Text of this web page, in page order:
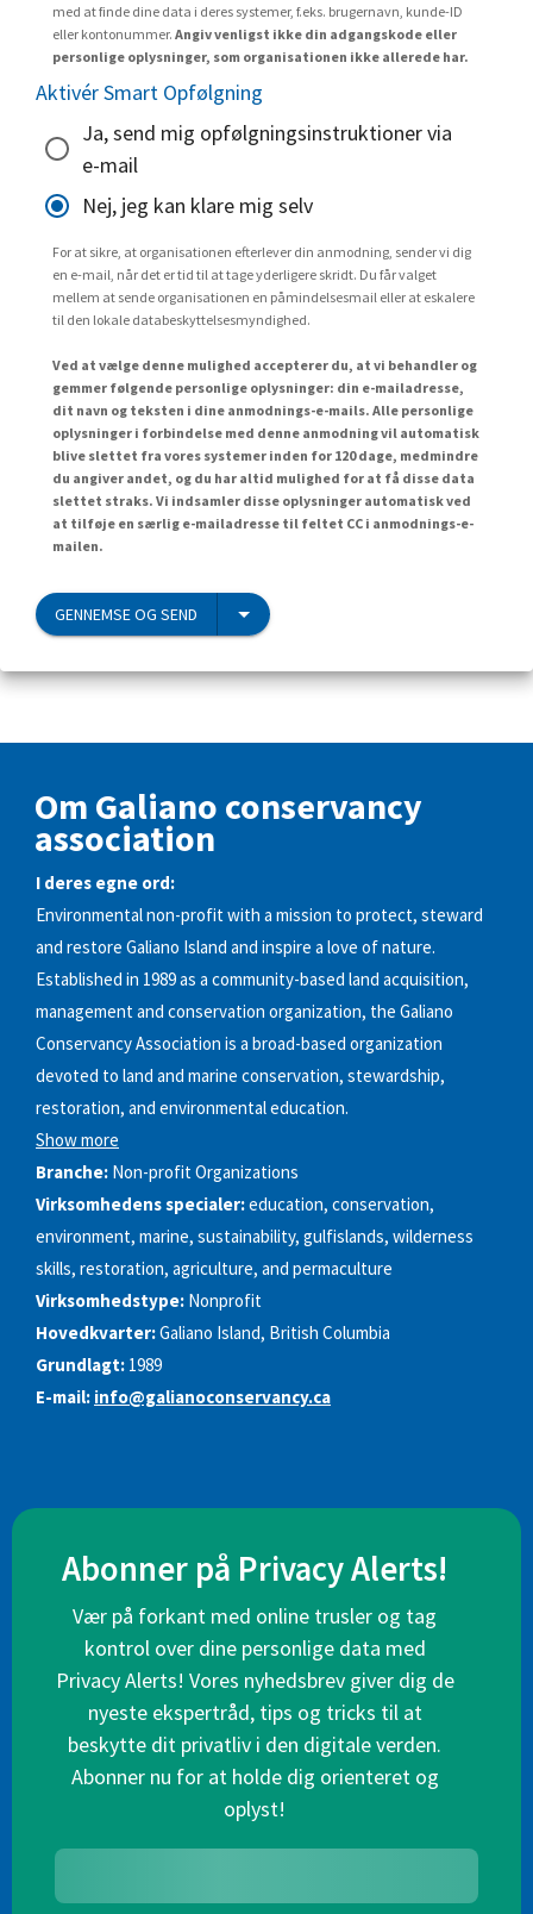
med at finde dine data i deres systemer, f.eks. brugernavn, kunde-ID
eller kontonummer. Angiv venligst ikke din adgangskode eller
personlige oplysninger, som organisationen ikke allerede har.
Aktivér Smart Opfølgning
Ja, send mig opfølgningsinstruktioner via
e-mail
Nej, jeg kan klare mig selv
For at sikre, at organisationen efterlever din anmodning, sender vi dig
en e-mail, når det er tid til at tage yderligere skridt. Du får valget
mellem at sende organisationen en påmindelsesmail eller at eskalere
til den lokale databeskyttelsesmyndighed.
Ved at vælge denne mulighed accepterer du, at vi behandler og
gemmer følgende personlige oplysninger: din e-mailadresse,
dit navn og teksten i dine anmodnings-e-mails. Alle personlige
oplysninger i forbindelse med denne anmodning vil automatisk
blive slettet fra vores systemer inden for 120 dage, medmindre
du angiver andet, og du har altid mulighed for at få disse data
slettet straks. Vi indsamler disse oplysninger automatisk ved
at tilføje en særlig e-mailadresse til feltet CC i anmodnings-e-
mailen.
GENNEMSE OG SEND
Om Galiano conservancy
association
I deres egne ord:
Environmental non-profit with a mission to protect, steward
and restore Galiano Island and inspire a love of nature.
Established in 1989 as a community-based land acquisition,
management and conservation organization, the Galiano
Conservancy Association is a broad-based organization
devoted to land and marine conservation, stewardship,
restoration, and environmental education.
Show more
Branche: Non-profit Organizations
Virksomhedens specialer:education, conservation,
environment, marine, sustainability, gulfislands, wilderness
skills, restoration, agriculture, and permaculture
Virksomhedstype: Nonprofit
Hovedkvarter:Galiano Island, British Columbia
Grundlagt: 1989
E-mail: info@galianoconservancy.ca
Abonner på Privacy Alerts!
Vær på forkant med online trusler og tag
kontrol over dine personlige data med
Privacy Alerts! Vores nyhedsbrev giver dig de
nyeste ekspertråd, tips og tricks til at
beskytte dit privatliv i den digitale verden.
Abonner nu for at holde dig orienteret og
oplyst!